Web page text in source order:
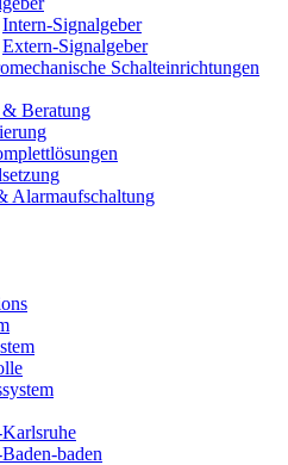
Intern-Signalgeber
Extern-Signalgeber
Schalteinrichtungen
& Beratung
Alarmaufschaltung
baden